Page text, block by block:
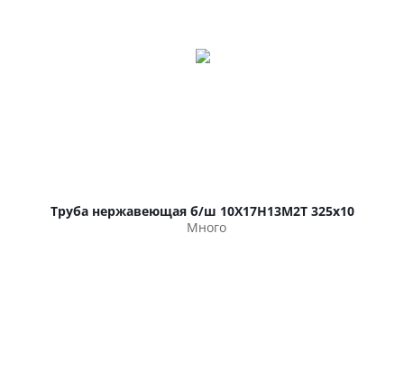
Труба нержавеющая б/ш 10Х17Н13М2Т 325х10
Много